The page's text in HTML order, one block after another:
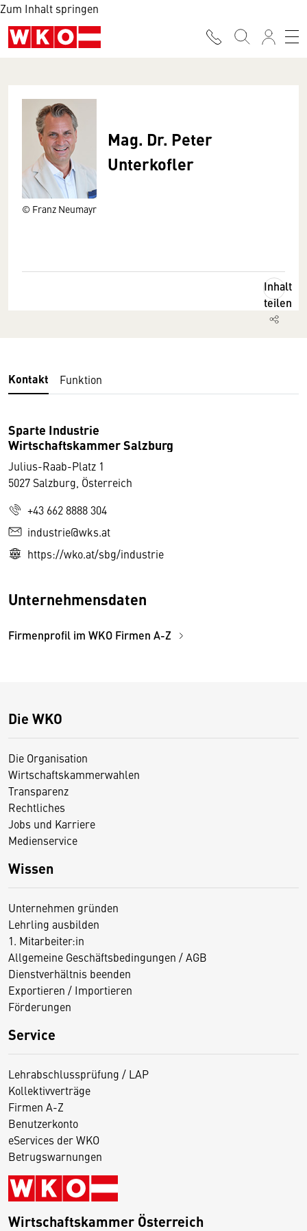
Zum Inhalt springen
© Franz Neumayr
Mag. Dr. Peter
Unterkofler
Inhalt
teilen
Kontakt Funktion
Sparte Industrie
Wirtschaftskammer Salzburg
Julius-Raab-Platz 1
5027 Salzburg, Österreich
+43 662 8888 304
industrie@wks.at
https://wko.at/sbg/industrie
Unternehmensdaten
Firmenprofil im WKO Firmen A-Z
Die WKO
Die Organisation
Wirtschaftskammerwahlen
Transparenz
Rechtliches
Jobs und Karriere
Medienservice
Wissen
Unternehmen gründen
Lehrling ausbilden
1. Mitarbeiter:in
Allgemeine Geschäftsbedingungen / AGB
Dienstverhältnis beenden
Exportieren / Importieren
Förderungen
Service
Lehrabschlussprüfung / LAP
Kollektivverträge
Firmen A-Z
Benutzerkonto
eServices der WKO
Betrugswarnungen
Wirtschaftskammer Österreich